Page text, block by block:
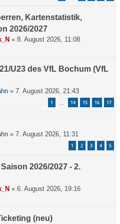
Kartenstatistik,
2026/2027
« 8. August 2026, 11:08
U23 des VfL Bochum (VfL
« 7. August 2026, 21:43
1 14 15 16 17
« 7. August 2026, 11:31
1 2 3 4 5
2026/2027 - 2.
« 6. August 2026, 19:16
(neu)